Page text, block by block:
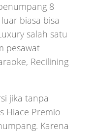
8
biasa bisa
salah satu
pesawat
Recilining
jika tanpa
Hiace Premio
Karena